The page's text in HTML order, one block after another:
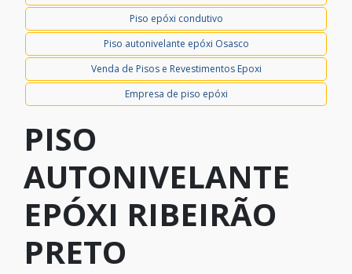
Piso epóxi condutivo
Piso autonivelante epóxi Osasco
Venda de Pisos e Revestimentos Epoxi
Empresa de piso epóxi
PISO
AUTONIVELANTE
EPÓXI RIBEIRÃO
PRETO